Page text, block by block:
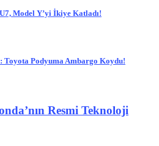
Model Y’yi İkiye Katladı!
Toyota Podyuma Ambargo Koydu!
Resmi Teknoloji